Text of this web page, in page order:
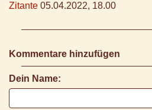
Zitante 05.04.2022, 18.00
Kommentare hinzufügen
Dein Name: